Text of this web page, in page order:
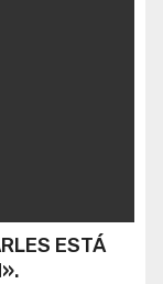
ESTÁ